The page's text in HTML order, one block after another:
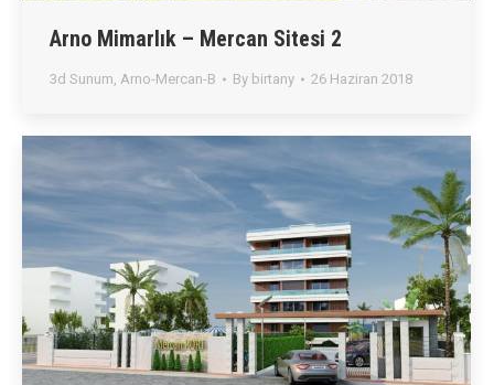
Arno Mimarlık – Mercan Sitesi 2
3d Sunum, Arno-Mercan-B By birtany 26 Haziran 2018